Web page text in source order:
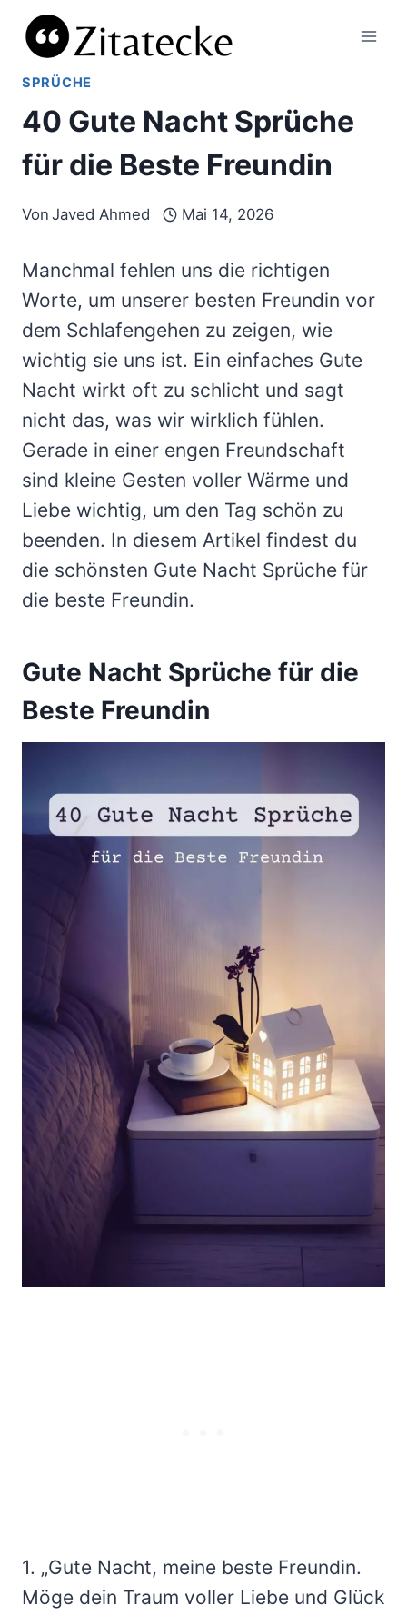
Zum
Inhalt
springen
SPRÜCHE
40 Gute Nacht Sprüche
für die Beste Freundin
Von Javed Ahmed Mai 14, 2026
Manchmal fehlen uns die richtigen
Worte, um unserer besten Freundin vor
dem Schlafengehen zu zeigen, wie
wichtig sie uns ist. Ein einfaches Gute
Nacht wirkt oft zu schlicht und sagt
nicht das, was wir wirklich fühlen.
Gerade in einer engen Freundschaft
sind kleine Gesten voller Wärme und
Liebe wichtig, um den Tag schön zu
beenden. In diesem Artikel findest du
die schönsten Gute Nacht Sprüche für
die beste Freundin.
Gute Nacht Sprüche für die
Beste Freundin
1. „Gute Nacht, meine beste Freundin.
Möge dein Traum voller Liebe und Glück